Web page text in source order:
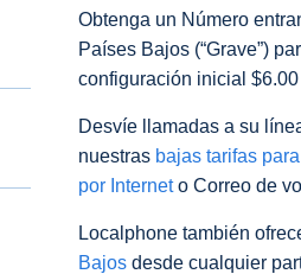
Obtenga un Número
Países Bajos (“Grave”)
configuración inicial
Desvíe llamadas a su
nuestras bajas tarifas
por Interneto Correo de
Localphone también
Bajos desde cualquier